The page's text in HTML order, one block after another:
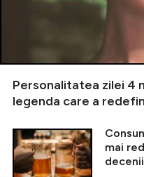
Personalitatea zilei 4
legenda care a
mai